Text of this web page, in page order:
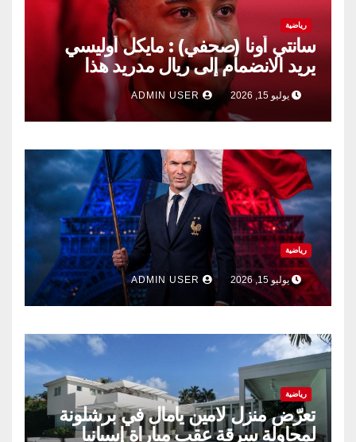
رياضية
سانتي أونا (صحفي) : مايكل أوليسي
يريد الانضمام إلى ريال مدريد هذا
الصيف.
يوليو 15, 2026 ADMIN USER
رياضية
يوليو 15, 2026
رياضية
تعرّض منزل لامين يامال في برشلونة
لمحاولة سرقة عقب مباراة إسبانيا